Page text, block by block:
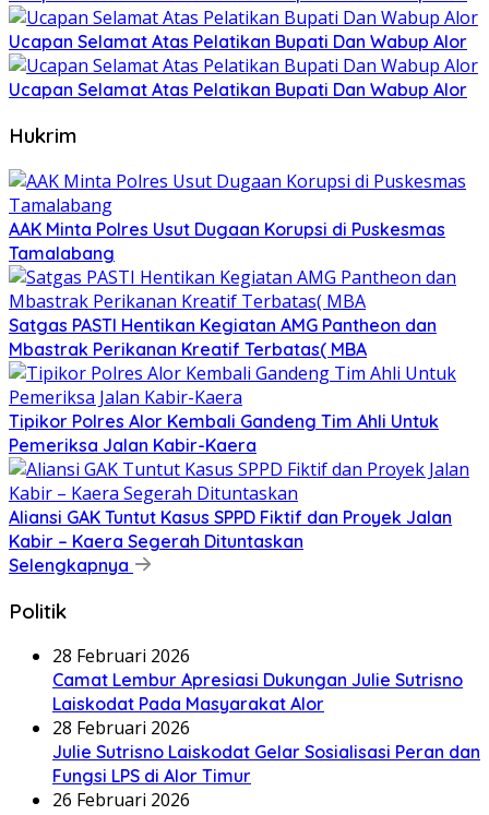
Ucapan Selamat Atas Pelatikan Bupati Dan Wabup Alor
Ucapan Selamat Atas Pelatikan Bupati Dan Wabup Alor
Hukrim
AAK Minta Polres Usut Dugaan Korupsi di Puskesmas
Tamalabang
Satgas PASTI Hentikan Kegiatan AMG Pantheon dan
Mbastrak Perikanan Kreatif Terbatas( MBA
Tipikor Polres Alor Kembali Gandeng Tim Ahli Untuk
Pemeriksa Jalan Kabir-Kaera
Aliansi GAK Tuntut Kasus SPPD Fiktif dan Proyek Jalan
Kabir – Kaera Segerah Dituntaskan
Selengkapnya
Politik
28 Februari 2026
Camat Lembur Apresiasi Dukungan Julie Sutrisno
Laiskodat Pada Masyarakat Alor
28 Februari 2026
Julie Sutrisno Laiskodat Gelar Sosialisasi Peran dan
Fungsi LPS di Alor Timur
26 Februari 2026